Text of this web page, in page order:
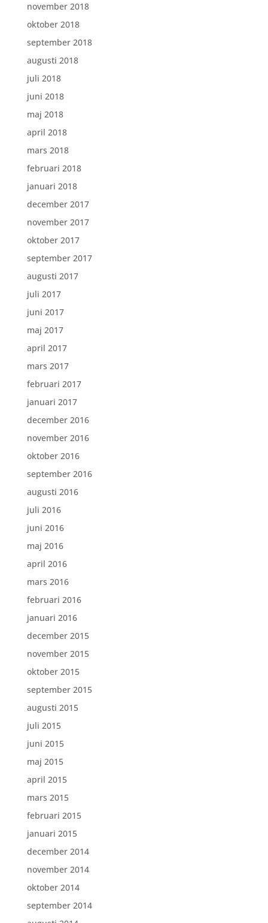
november 2018
oktober 2018
september 2018
augusti 2018
juli 2018
juni 2018
maj 2018
april 2018
mars 2018
februari 2018
januari 2018
december 2017
november 2017
oktober 2017
september 2017
augusti 2017
juli 2017
juni 2017
maj 2017
april 2017
mars 2017
februari 2017
januari 2017
december 2016
november 2016
oktober 2016
september 2016
augusti 2016
juli 2016
juni 2016
maj 2016
april 2016
mars 2016
februari 2016
januari 2016
december 2015
november 2015
oktober 2015
september 2015
augusti 2015
juli 2015
juni 2015
maj 2015
april 2015
mars 2015
februari 2015
januari 2015
december 2014
november 2014
oktober 2014
september 2014